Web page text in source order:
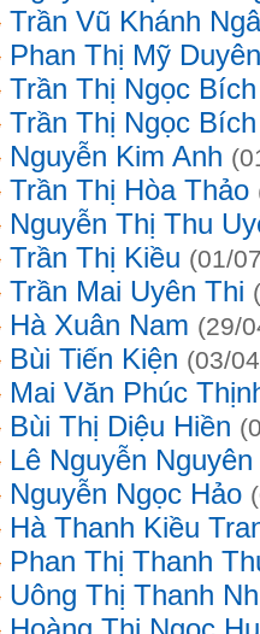
Trần Vũ Khánh
Phan Thị Mỹ Duyên
Trần Thị Ngọc Bích
Trần Thị Ngọc Bích
Nguyễn Kim Anh
Trần Thị Hòa Thảo
Nguyễn Thị Thu
Trần Thị Kiều (01/
Trần Mai Uyên Thi
Hà Xuân Nam (29/
Bùi Tiến Kiện (03/
Mai Văn Phúc
Bùi Thị Diệu Hiền
Lê Nguyễn
Nguyễn Ngọc Hảo
Hà Thanh Kiều
Phan Thị Thanh
Uông Thị Thanh